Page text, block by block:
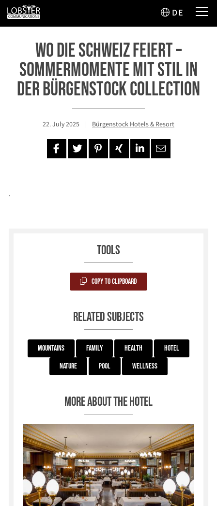
DE
Wo die Schweiz feiert –
Sommermomente mit Stil in
der Bürgenstock Collection
22. July 2025 Bürgenstock Hotels & Resort
.
Tools
Copy to Clipboard
Related subjects
Mountains Family Health
Hotel
Nature
Pool Wellness
More about the hotel